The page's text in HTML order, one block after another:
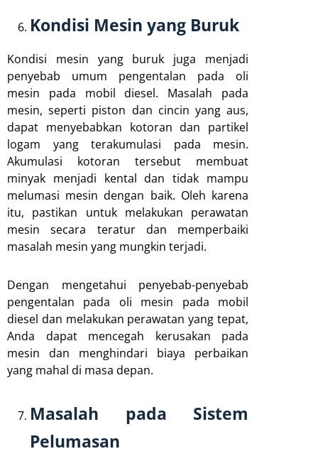
Kondisi Mesin yang Buruk
Kondisi mesin yang buruk juga menjadi
penyebab umum pengentalan pada oli
mesin pada mobil diesel. Masalah pada
mesin, seperti piston dan cincin yang aus,
dapat menyebabkan kotoran dan partikel
logam yang terakumulasi pada mesin.
Akumulasi kotoran tersebut membuat
minyak menjadi kental dan tidak mampu
melumasi mesin dengan baik. Oleh karena
itu, pastikan untuk melakukan perawatan
mesin secara teratur dan memperbaiki
masalah mesin yang mungkin terjadi.
Dengan mengetahui penyebab-penyebab
pengentalan pada oli mesin pada mobil
diesel dan melakukan perawatan yang tepat,
Anda dapat mencegah kerusakan pada
mesin dan menghindari biaya perbaikan
yang mahal di masa depan.
Masalah pada Sistem
Pelumasan